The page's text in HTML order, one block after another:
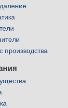
производства